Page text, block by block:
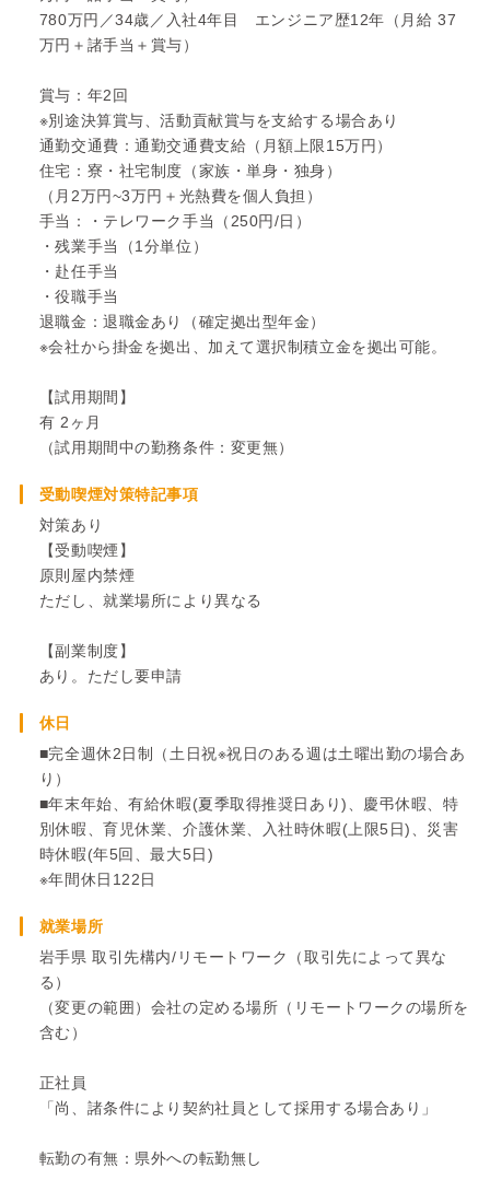
780万円／34歳／入社4年目 エンジニア歴12年（月給 37
万円＋諸手当＋賞与）
賞与：年2回
※別途決算賞与、活動貢献賞与を支給する場合あり
通勤交通費：通勤交通費支給（月額上限15万円）
住宅：寮・社宅制度（家族・単身・独身）
（月2万円~3万円＋光熱費を個人負担）
手当：・テレワーク手当（250円/日）
・残業手当（1分単位）
・赴任手当
・役職手当
退職金：退職金あり（確定拠出型年金）
※会社から掛金を拠出、加えて選択制積立金を拠出可能。
【試用期間】
有 2ヶ月
（試用期間中の勤務条件：変更無）
受動喫煙対策特記事項
対策あり
【受動喫煙】
原則屋内禁煙
ただし、就業場所により異なる
【副業制度】
あり。ただし要申請
休日
■完全週休2日制（土日祝※祝日のある週は土曜出勤の場合あ
り）
■年末年始、有給休暇(夏季取得推奨日あり)、慶弔休暇、特
別休暇、育児休業、介護休業、入社時休暇(上限5日)、災害
時休暇(年5回、最大5日)
※年間休日122日
就業場所
岩手県 取引先構内/リモートワーク（取引先によって異な
る）
（変更の範囲）会社の定める場所（リモートワークの場所を
含む）
正社員
「尚、諸条件により契約社員として採用する場合あり」
転勤の有無：県外への転勤無し